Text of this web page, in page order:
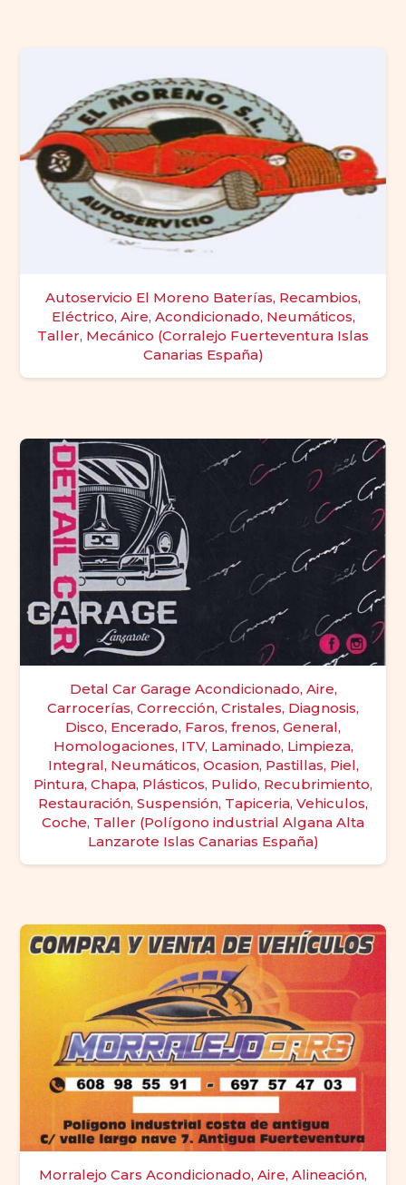
Autoservicio El Moreno Baterías, Recambios,
Eléctrico, Aire, Acondicionado, Neumáticos,
Taller, Mecánico (Corralejo Fuerteventura Islas
Canarias España)
Detal Car Garage Acondicionado, Aire,
Carrocerías, Corrección, Cristales, Diagnosis,
Disco, Encerado, Faros, frenos, General,
Homologaciones, ITV, Laminado, Limpieza,
Integral, Neumáticos, Ocasion, Pastillas, Piel,
Pintura, Chapa, Plásticos, Pulido, Recubrimiento,
Restauración, Suspensión, Tapiceria, Vehiculos,
Coche, Taller (Polígono industrial Algana Alta
Lanzarote Islas Canarias España)
Morralejo Cars Acondicionado, Aire, Alineación,